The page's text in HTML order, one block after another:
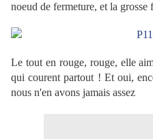
noeud de fermeture, et la grosse
Le tout en rouge, rouge, elle
qui courent partout ! Et oui,
nous n'en avons jamais assez